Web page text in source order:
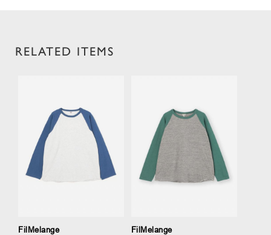
RELATED ITEMS
FilMelange FilMelange